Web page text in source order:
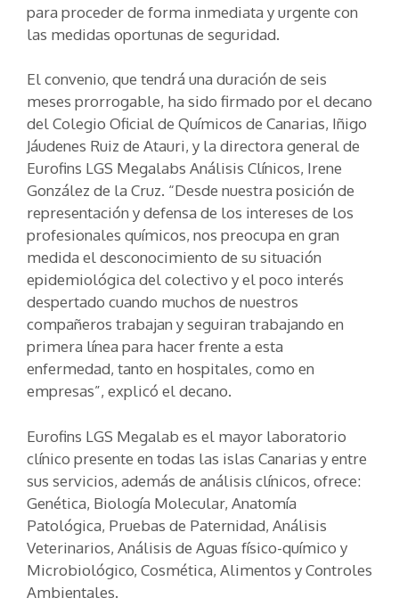
para proceder de forma inmediata y urgente con
las medidas oportunas de seguridad.
El convenio, que tendrá una duración de seis
meses prorrogable, ha sido firmado por el decano
del Colegio Oficial de Químicos de Canarias, Iñigo
Jáudenes Ruiz de Atauri, y la directora general de
Eurofins LGS Megalabs Análisis Clínicos, Irene
González de la Cruz. “Desde nuestra posición de
representación y defensa de los intereses de los
profesionales químicos, nos preocupa en gran
medida el desconocimiento de su situación
epidemiológica del colectivo y el poco interés
despertado cuando muchos de nuestros
compañeros trabajan y seguiran trabajando en
primera línea para hacer frente a esta
enfermedad, tanto en hospitales, como en
empresas”, explicó el decano.
Eurofins LGS Megalab es el mayor laboratorio
clínico presente en todas las islas Canarias y entre
sus servicios, además de análisis clínicos, ofrece:
Genética, Biología Molecular, Anatomía
Patológica, Pruebas de Paternidad, Análisis
Veterinarios, Análisis de Aguas físico-químico y
Microbiológico, Cosmética, Alimentos y Controles
Ambientales.